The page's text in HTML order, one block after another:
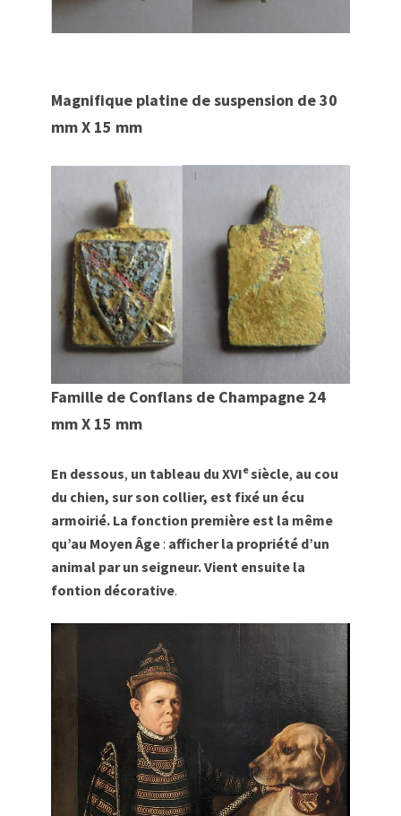
Magnifique platine de suspension de 30
mm X 15 mm
Famille de Conflans de Champagne 24
mm X 15 mm
En dessous, un tableau du XVIesiècle, au cou
du chien, sur son collier, est fixé un écu
armoirié. La fonction première est la même
qu’au Moyen Âge: afficher la propriété d’un
animal par un seigneur. Vient ensuite la
fontion décorative.